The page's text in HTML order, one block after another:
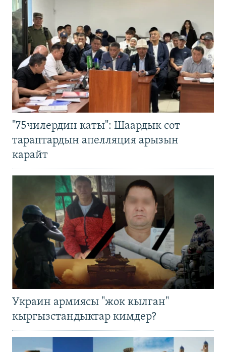
"75чилердин каты": Шаардык сот
тараптардын апелляция арызын
карайт
Украин армиясы "жок кылган"
кыргызстандыктар кимдер?